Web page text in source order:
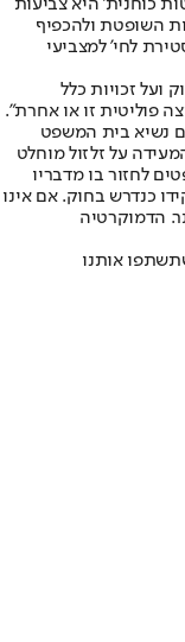
כוחנית' היא צביעות
השופטת ולהכפיף
לחי' למצביעי
ועל זכויות כלל
פוליטית זו או אחרת".
נשיא בית המשפט
על זלזול מוחלט
לחזור בו מדבריו
כנדרש בחוק. אם אינו
הדמוקרטיה
אותנו